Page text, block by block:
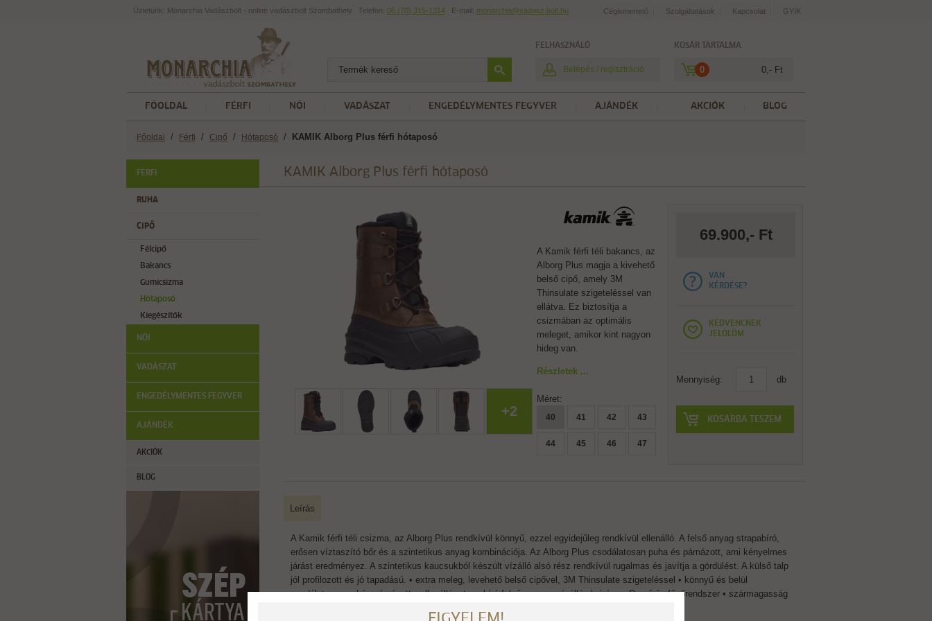
Cégismertető Szolgáltatások Kapcsolat GYIK
Üzletünk: Monarchia Vadászbolt - online vadászbolt Szombathely Telefon: 06 (70) 315-1314 E-mail: monarchia@vadasz.bolt.hu
FELHASZNÁLÓ
Belépés / regisztráció
KOSÁR TARTALMA
0 0,- Ft
BLOG
AKCIÓK
FŐOLDAL FÉRFI NŐI VADÁSZAT ENGEDÉLYMENTES FEGYVER AJÁNDÉK
Főoldal / Férfi / Cipő / Hótaposó / KAMIK Alborg Plus férfi hótaposó
FÉRFI
RUHA
CIPŐ
Félcipő
Bakancs
Gumicsizma
Hótaposó
Kiegészítők
NŐI
VADÁSZAT
ENGEDÉLYMENTES FEGYVER
AJÁNDÉK
AKCIÓK
BLOG
KAMIK Alborg Plus férfi hótaposó
+2
A Kamik férfi téli bakancs, az
Alborg Plus magja a kivehető
belső cipő, amely 3M
Thinsulate szigeteléssel van
ellátva. Ez biztosítja a
csizmában az optimális
meleget, amikor kint nagyon
hideg van.
Részletek ...
Méret:
40 41 42 43
44 45 46 47
69.900,- Ft
VAN
KÉRDÉSE?
KEDVENCNEK
JELÖLÖM
Mennyiség: db
KOSÁRBA TESZEM
Leírás
A Kamik férfi téli csizma, az Alborg Plus rendkívül könnyű, ezzel egyidejűleg rendkívül ellenálló. A felső anyag strapabíró,
erősen víztaszító bőr és a szintetikus anyag kombinációja. Az Alborg Plus csodálatosan puha és párnázott, ami kényelmes
járást eredményez. A szintetikus kaucsukból készült vízálló alsó rész rendkívül rugalmas és javítja a gördülést. A külső talp
jól profilozott és jó tapadású. • extra meleg, levehető belső cipővel, 3M Thinsulate szigeteléssel • könnyű és belül
csodálatosan puhán párnázott • ellenálló, strapabíró felső anyag • vízálló alsórész • D-gyűrűs fűzőrendszer • szármagasság